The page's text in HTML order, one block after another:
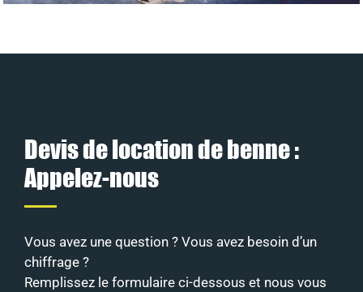
Devis de location de benne :
Appelez-nous
Vous avez une question ? Vous avez besoin d’un
chiffrage ?
Remplissez le formulaire ci-dessous et nous vous